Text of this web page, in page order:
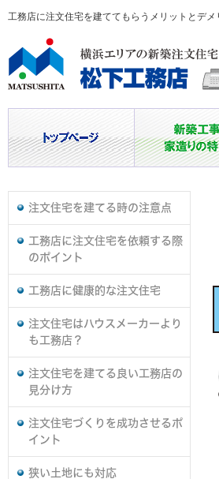
工務店に注文住宅を建ててもらうメリットとデ
注文住宅を建てる時の注意点
工務店に注文住宅を依頼する際
のポイント
工務店に健康的な注文住宅
注文住宅はハウスメーカーより
も工務店？
注文住宅を建てる良い工務店の
見分け方
注文住宅づくりを成功させるポ
イント
狭い土地にも対応